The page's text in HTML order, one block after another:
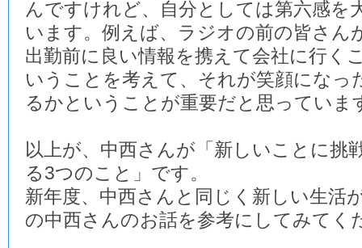
んですけれど、自分としては第六感を
います。例えば、ラジオの前の皆さん
出勤前に良い情報を携えて会社に行く
いうことを考えて、それが笑顔になっ
るかということが重要だと思っていま
以上が、中西さんが「新しいことに挑
る3つのこと」です。
新年度、中西さんと同じく新しい生活
の中西さんのお話を参考にしてみてく